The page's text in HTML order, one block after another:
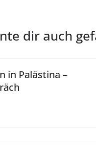
dir auch
in Palästina –